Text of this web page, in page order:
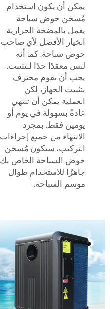
يمكن أن يكون استخدام
مُسخن حوض سباحة
يعمل بالمضخة الحرارية
الخيار الأفضل لأي صاحب
حوض سباحة. كما أنه
ليس معقدًا جدًا للتثبيت.
يجب أن يقوم محترف
بتثبيت الجهاز، لكن
العملية يمكن أن تنتهي
عادةً بسهولة في يوم أو
يومين فقط. بمجرد
الانتهاء من جميع إجراءات
التركيب، سيكون مُسخن
حوض السباحة الخاص بك
جاهزًا للاستخدام طوال
موسم السباحة.